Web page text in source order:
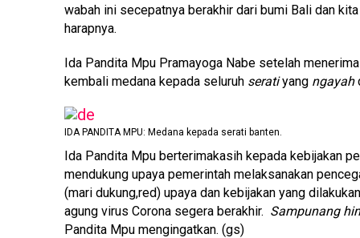
wabah ini secepatnya berakhir dari bumi Bali dan
harapnya.
Ida Pandita Mpu Pramayoga Nabe setelah
kembali medana kepada seluruh seratiyang ngayah
IDA PANDITA MPU: Medana kepada serati banten.
Ida Pandita Mpu berterimakasih kepada kebijakan
mendukung upaya pemerintah melaksanakan
(mari dukung,red) upaya dan kebijakan yang
agung virus Corona segera berakhir. Sampunang
Pandita Mpu mengingatkan. (gs)